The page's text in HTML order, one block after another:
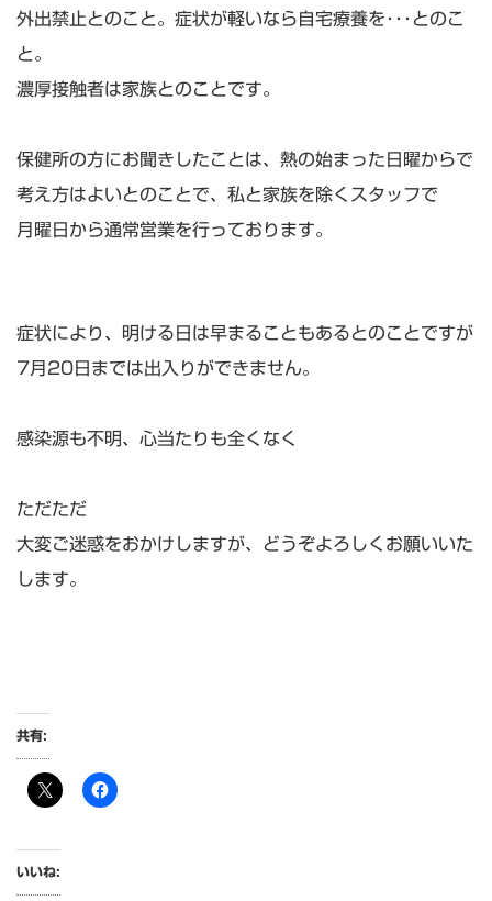
外出禁止とのこと。症状が軽いなら自宅療養を･･･とのこ
と。
濃厚接触者は家族とのことです。
保健所の方にお聞きしたことは、熱の始まった日曜からで
考え方はよいとのことで、私と家族を除くスタッフで
月曜日から通常営業を行っております。
症状により、明ける日は早まることもあるとのことですが
7月20日までは出入りができません。
感染源も不明、心当たりも全くなく
ただただ
大変ご迷惑をおかけしますが、どうぞよろしくお願いいた
します。
共有:
いいね: